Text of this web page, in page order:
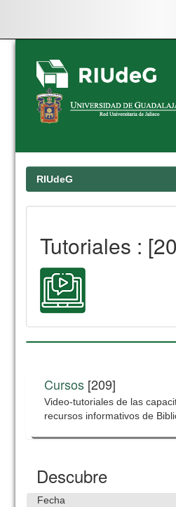
Skip
navigation
RIUdeG
Tutoriales :
Cursos [209]
Video-tutoriales de las
recursos informativos de
Descubre
Fecha